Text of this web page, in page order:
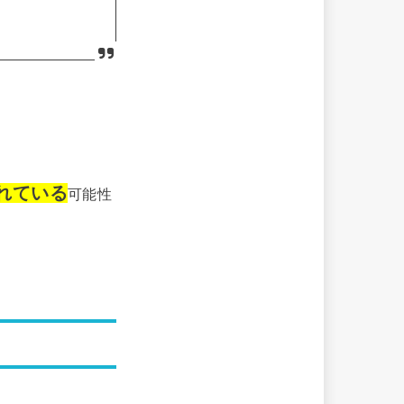
ている可能性